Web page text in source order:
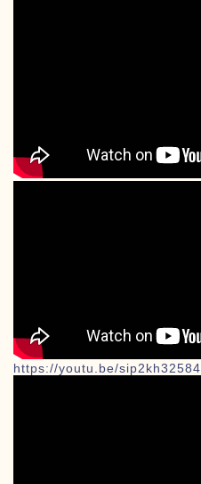
https://youtu.be/sip2kh32584